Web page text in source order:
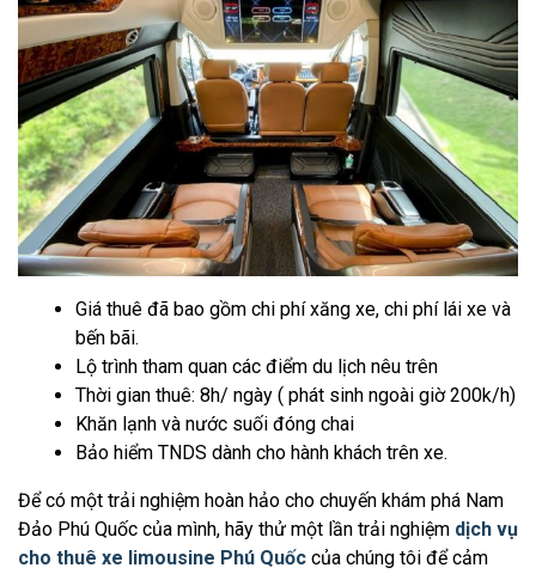
Giá thuê đã bao gồm chi phí xăng xe, chi phí lái xe và
bến bãi.
Lộ trình tham quan các điểm du lịch nêu trên
Thời gian thuê: 8h/ ngày ( phát sinh ngoài giờ 200k/h)
Khăn lạnh và nước suối đóng chai
Bảo hiểm TNDS dành cho hành khách trên xe.
Để có một trải nghiệm hoàn hảo cho chuyến khám phá Nam
Đảo Phú Quốc của mình, hãy thử một lần trải nghiệm dịch vụ
cho thuê xe limousine Phú Quốc của chúng tôi để cảm